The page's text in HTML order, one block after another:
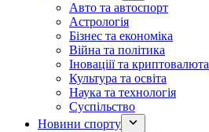
Авто та автоспорт
Астрологія
Бізнес та економіка
Війна та політика
Іноваціії та криптовалюта
Культура та освіта
Наука та технологія
Суспільство
Новини спорту